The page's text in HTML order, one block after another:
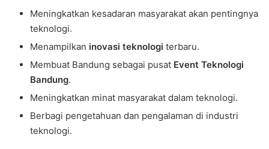
Meningkatkan kesadaran masyarakat akan pentingnya
teknologi.
Menampilkan inovasi teknologi terbaru.
Membuat Bandung sebagai pusat Event Teknologi
Bandung.
Meningkatkan minat masyarakat dalam teknologi.
Berbagi pengetahuan dan pengalaman di industri
teknologi.